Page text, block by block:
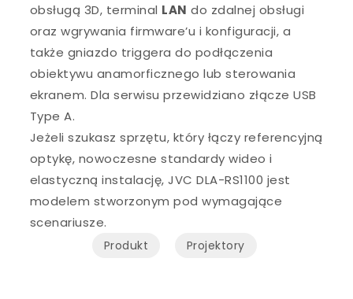
obsługą 3D, terminal LAN do zdalnej obsługi
oraz wgrywania firmware’u i konfiguracji, a
także gniazdo triggera do podłączenia
obiektywu anamorficznego lub sterowania
ekranem. Dla serwisu przewidziano złącze USB
Type A.
Jeżeli szukasz sprzętu, który łączy referencyjną
optykę, nowoczesne standardy wideo i
elastyczną instalację, JVC DLA-RS1100 jest
modelem stworzonym pod wymagające
scenariusze.
Produkt Projektory